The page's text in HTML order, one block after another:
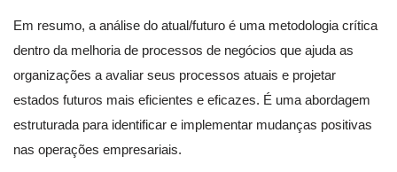
Em resumo, a análise do atual/futuro é uma metodologia crítica
dentro da melhoria de processos de negócios que ajuda as
organizações a avaliar seus processos atuais e projetar
estados futuros mais eficientes e eficazes. É uma abordagem
estruturada para identificar e implementar mudanças positivas
nas operações empresariais.